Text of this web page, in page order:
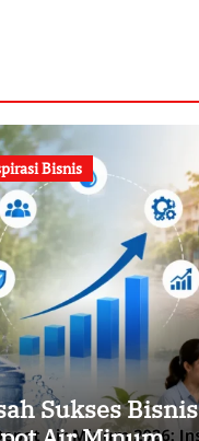
Bisnis
Sukses Bisnis